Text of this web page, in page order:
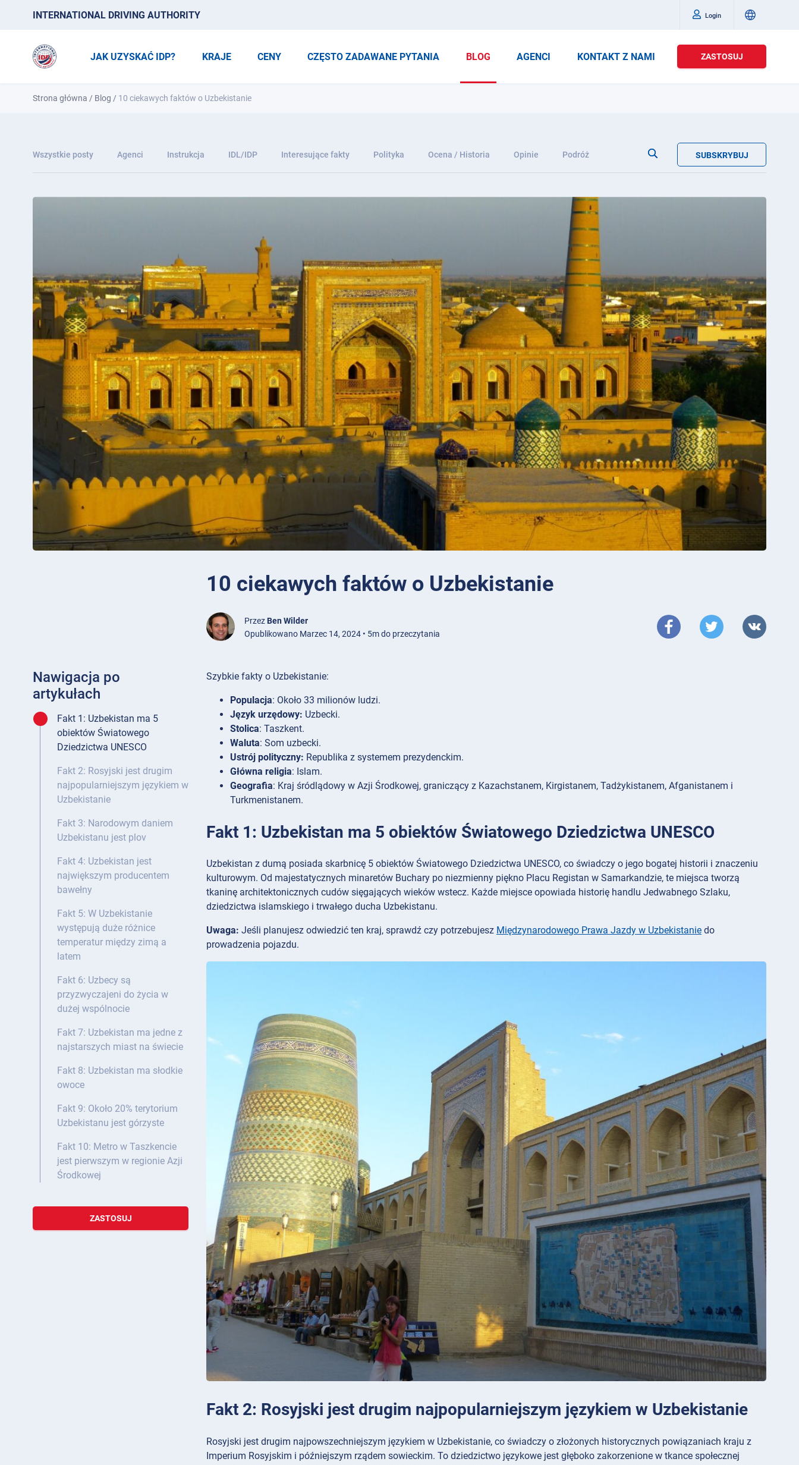
INTERNATIONAL DRIVING AUTHORITY Login
JAK UZYSKAĆ IDP? KRAJE CENY CZĘSTO ZADAWANE PYTANIA BLOG AGENCI KONTAKT Z NAMI ZASTOSUJ
Strona główna / Blog / 10 ciekawych faktów o Uzbekistanie
Wszystkie posty Agenci Instrukcja IDL/IDP Interesujące fakty Polityka Ocena / Historia Opinie Podróż SUBSKRYBUJ
10 ciekawych faktów o Uzbekistanie
Przez Ben Wilder
Opublikowano Marzec 14, 2024 • 5m do przeczytania
Nawigacja po
artykułach
Fakt 1: Uzbekistan ma 5
obiektów Światowego
Dziedzictwa UNESCO
Fakt 2: Rosyjski jest drugim
najpopularniejszym językiem w
Uzbekistanie
Fakt 3: Narodowym daniem
Uzbekistanu jest plov
Fakt 4: Uzbekistan jest
największym producentem
bawełny
Fakt 5: W Uzbekistanie
występują duże różnice
temperatur między zimą a
latem
Fakt 6: Uzbecy są
przyzwyczajeni do życia w
dużej wspólnocie
Fakt 7: Uzbekistan ma jedne z
najstarszych miast na świecie
Fakt 8: Uzbekistan ma słodkie
owoce
Fakt 9: Około 20% terytorium
Uzbekistanu jest górzyste
Fakt 10: Metro w Taszkencie
jest pierwszym w regionie Azji
Środkowej
ZASTOSUJ
Szybkie fakty o Uzbekistanie:
Populacja: Około 33 milionów ludzi.
Język urzędowy: Uzbecki.
Stolica: Taszkent.
Waluta: Som uzbecki.
Ustrój polityczny: Republika z systemem prezydenckim.
Główna religia: Islam.
Geografia: Kraj śródlądowy w Azji Środkowej, graniczący z Kazachstanem, Kirgistanem, Tadżykistanem, Afganistanem i
Turkmenistanem.
Fakt 1: Uzbekistan ma 5 obiektów Światowego Dziedzictwa UNESCO
Uzbekistan z dumą posiada skarbnicę 5 obiektów Światowego Dziedzictwa UNESCO, co świadczy o jego bogatej historii i znaczeniu
kulturowym. Od majestatycznych minaretów Buchary po niezmienny piękno Placu Registan w Samarkandzie, te miejsca tworzą
tkaninę architektonicznych cudów sięgających wieków wstecz. Każde miejsce opowiada historię handlu Jedwabnego Szlaku,
dziedzictwa islamskiego i trwałego ducha Uzbekistanu.
Uwaga: Jeśli planujesz odwiedzić ten kraj, sprawdź czy potrzebujesz Międzynarodowego Prawa Jazdy w Uzbekistanie do
prowadzenia pojazdu.
Fakt 2: Rosyjski jest drugim najpopularniejszym językiem w Uzbekistanie
Rosyjski jest drugim najpowszechniejszym językiem w Uzbekistanie, co świadczy o złożonych historycznych powiązaniach kraju z
Imperium Rosyjskim i późniejszym rządem sowieckim. To dziedzictwo językowe jest głęboko zakorzenione w tkance społecznej